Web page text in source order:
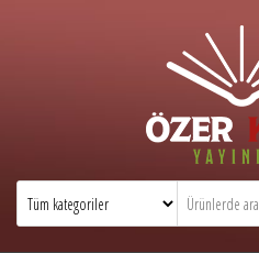
Özer Kiraz